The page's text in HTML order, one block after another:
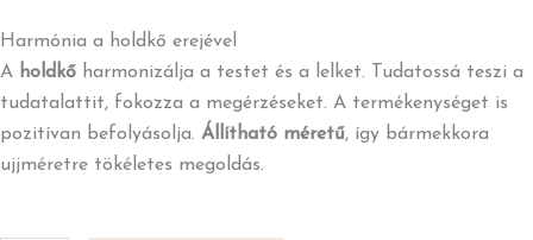
Harmónia a holdkő erejével
A holdkő harmonizálja a testet és a lelket. Tudatossá teszi a
tudatalattit, fokozza a megérzéseket. A termékenységet is
pozitívan befolyásolja. Állítható méretű, így bármekkora
ujjméretre tökéletes megoldás.